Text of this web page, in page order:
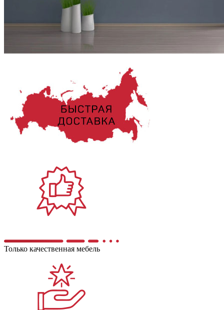
Только качественная мебель